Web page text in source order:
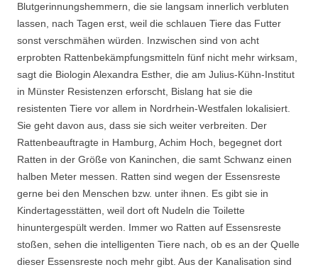
Blutgerinnungshemmern, die sie langsam innerlich verbluten
lassen, nach Tagen erst, weil die schlauen Tiere das Futter
sonst verschmähen würden. Inzwischen sind von acht
erprobten Rattenbekämpfungsmitteln fünf nicht mehr wirksam,
sagt die Biologin Alexandra Esther, die am Julius-Kühn-Institut
in Münster Resistenzen erforscht, Bislang hat sie die
resistenten Tiere vor allem in Nordrhein-Westfalen lokalisiert.
Sie geht davon aus, dass sie sich weiter verbreiten. Der
Rattenbeauftragte in Hamburg, Achim Hoch, begegnet dort
Ratten in der Größe von Kaninchen, die samt Schwanz einen
halben Meter messen. Ratten sind wegen der Essensreste
gerne bei den Menschen bzw. unter ihnen. Es gibt sie in
Kindertagesstätten, weil dort oft Nudeln die Toilette
hinuntergespült werden. Immer wo Ratten auf Essensreste
stoßen, sehen die intelligenten Tiere nach, ob es an der Quelle
dieser Essensreste noch mehr gibt. Aus der Kanalisation sind